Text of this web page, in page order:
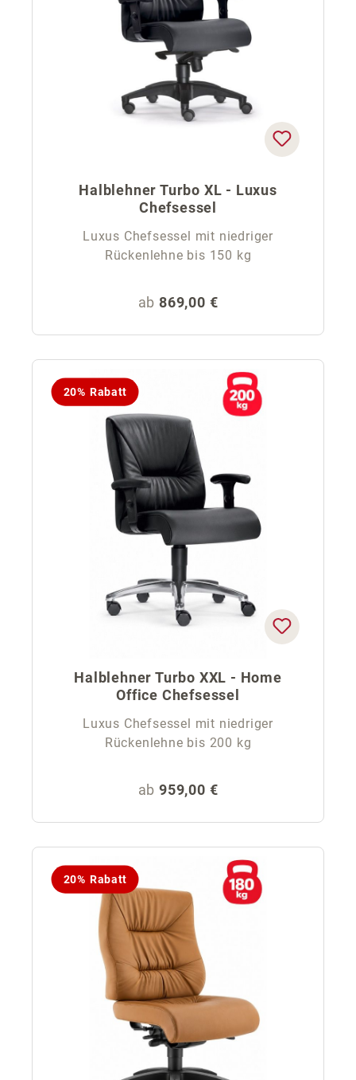
Halblehner Turbo XL - Luxus
Chefsessel
Luxus Chefsessel mit niedriger
Rückenlehne bis 150 kg
Regulärer Preis:
ab 869,00 €
20% Rabatt
Halblehner Turbo XXL - Home
Office Chefsessel
Luxus Chefsessel mit niedriger
Rückenlehne bis 200 kg
Regulärer Preis:
ab 959,00 €
20% Rabatt